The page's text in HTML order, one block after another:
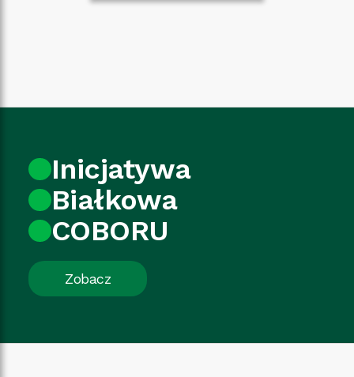
Inicjatywa
Białkowa
COBORU
Zobacz